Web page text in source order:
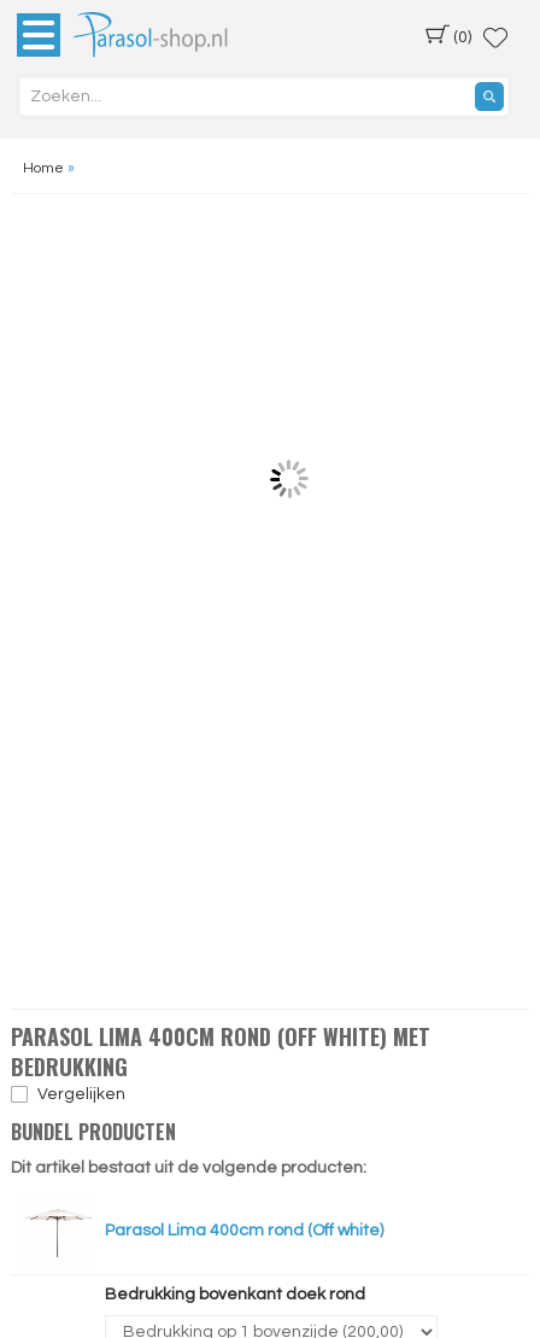
(0)
Home »
PARASOL LIMA 400CM ROND (OFF WHITE) MET
BEDRUKKING
Vergelijken
BUNDEL PRODUCTEN
Dit artikel bestaat uit de volgende producten:
Parasol Lima 400cm rond (Off white)
Bedrukking bovenkant doek rond